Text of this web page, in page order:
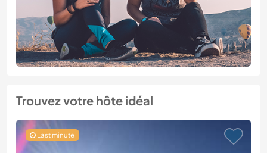
Trouvez votre hôte idéal
Last minute